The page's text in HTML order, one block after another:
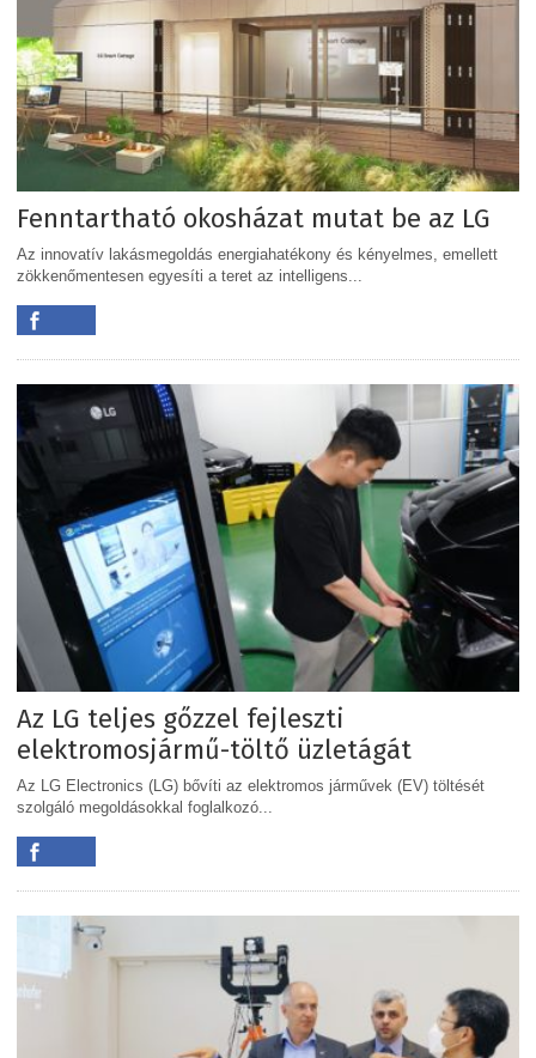
Fenntartható okosházat mutat be az LG
Az innovatív lakásmegoldás energiahatékony és kényelmes, emellett
zökkenőmentesen egyesíti a teret az intelligens...
Az LG teljes gőzzel fejleszti
elektromosjármű-töltő üzletágát
Az LG Electronics (LG) bővíti az elektromos járművek (EV) töltését
szolgáló megoldásokkal foglalkozó...